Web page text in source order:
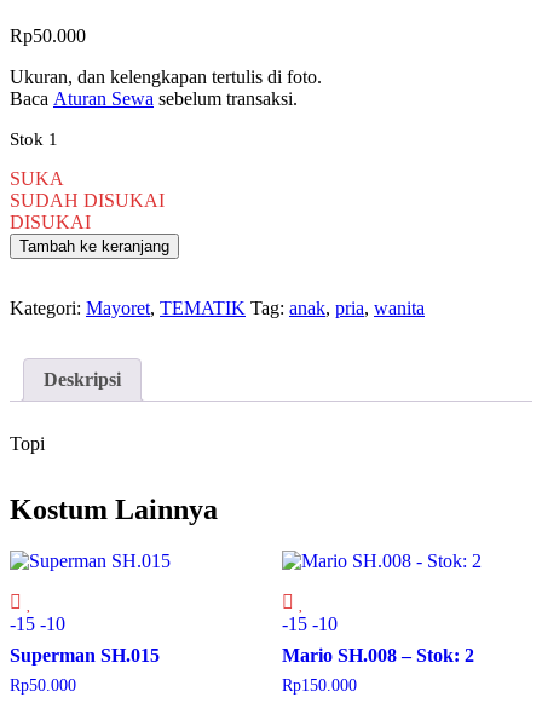
Rp50.000
Ukuran, dan kelengkapan tertulis di foto.
Baca Aturan Sewa sebelum transaksi.
Stok 1
SUKA
SUDAH DISUKAI
DISUKAI
Tambah ke keranjang
Kategori: Mayoret, TEMATIK Tag: anak, pria, wanita
Deskripsi
Topi
Kostum Lainnya
-15 -10
Superman SH.015
Rp50.000
-15 -10
Mario SH.008 – Stok: 2
Rp150.000